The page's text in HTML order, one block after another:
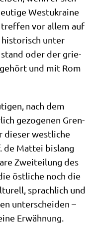
West­ukrai­ne
tref­fen vor allem auf
histo­risch unter
stand oder der grie­
und mit Rom
nach dem
gezo­ge­nen Gren­
die­ser west­li­che
de Mat­tei bis­lang
Zwei­tei­lung des
öst­li­che noch die
sprach­lich und
unter­schei­den –
Erwähnung.